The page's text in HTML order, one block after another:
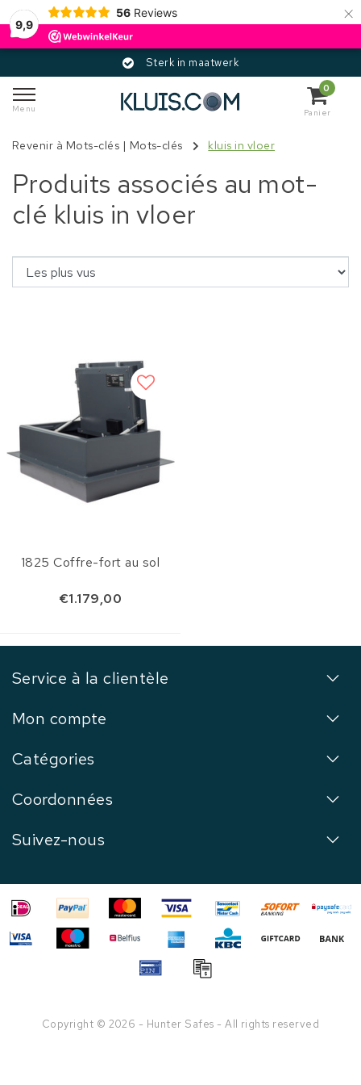
9,9
56 Reviews ×
Sterk in maatwerk
Menu
0
Panier
Revenir à Mots-clés | Mots-clés kluis in vloer
Produits associés au mot-
clé kluis in vloer
1825 Coffre-fort au sol
€1.179,00
Service à la clientèle
Mon compte
Catégories
Coordonnées
Suivez-nous
Copyright © 2026 - Hunter Safes - All rights reserved